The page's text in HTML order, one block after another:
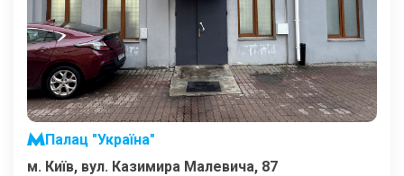
Палац "Україна"
м. Київ, вул. Казимира Малевича, 87